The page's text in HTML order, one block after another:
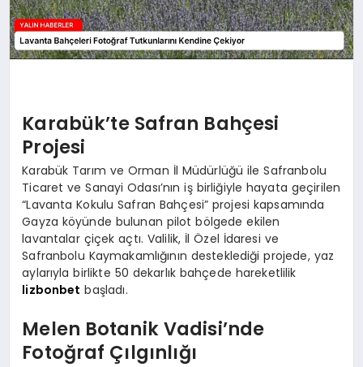
Karabük’te Safran Bahçesi
Projesi
Karabük Tarım ve Orman İl Müdürlüğü ile Safranbolu
Ticaret ve Sanayi Odası’nın iş birliğiyle hayata geçirilen
“Lavanta Kokulu Safran Bahçesi” projesi kapsamında
Gayza köyünde bulunan pilot bölgede ekilen
lavantalar çiçek açtı. Valilik, İl Özel İdaresi ve
Safranbolu Kaymakamlığının desteklediği projede, yaz
aylarıyla birlikte 50 dekarlık bahçede hareketlilik
lizbonbet başladı.
Melen Botanik Vadisi’nde
Fotoğraf Çılgınlığı